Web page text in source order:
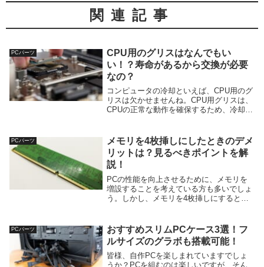
関連記事
PCパーツ
CPU用のグリスはなんでもい
い！？寿命があるから交換が必要
なの？
コンピュータの冷却といえば、CPU用のグ
リスは欠かせませんね。CPU用グリスは、
CPUの正常な動作を確保するため、冷却時
のまでピンキリ。一体どんなCPUグリスを
選べ...
PCパーツ
メモリを4枚挿しにしたときのデメ
リットは？見るべきポイントを解
説！
PCの性能を向上させるために、メモリを
増設することを考えている方も多いでしょ
う。しかし、メモリを4枚挿しにすると、
するときのデメリットと、それを回避する
ためのポイン...
PCパーツ
おすすめスリムPCケース3選！フ
ルサイズのグラボも搭載可能！
皆様、自作PCを楽しまれていますでしょ
うか？PCを組むのは楽しいですが、そん